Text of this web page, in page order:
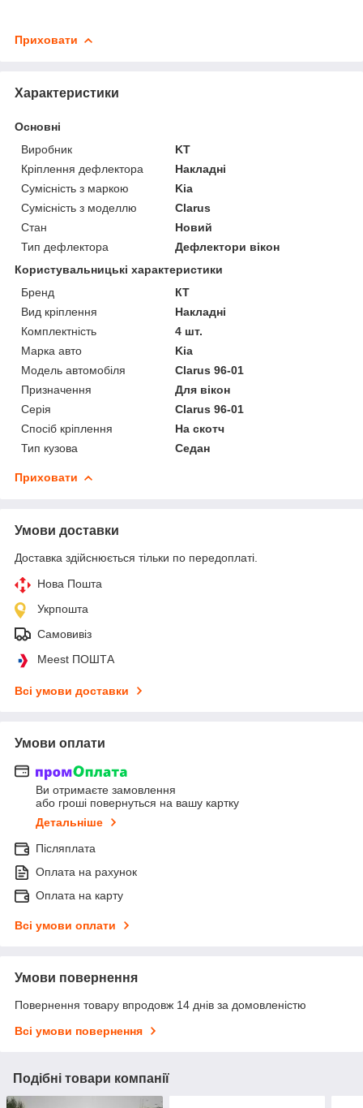
Приховати
Характеристики
Основні
Виробник
KT
Кріплення дефлектора
Накладні
Сумісність з маркою
Kia
Сумісність з моделлю
Clarus
Стан
Новий
Тип дефлектора
Дефлектори вікон
Користувальницькі характеристики
Бренд
КТ
Вид кріплення
Накладні
Комплектність
4 шт.
Марка авто
Kia
Модель автомобіля
Clarus 96-01
Призначення
Для вікон
Серія
Clarus 96-01
Спосіб кріплення
На скотч
Тип кузова
Седан
Приховати
Умови доставки
Доставка здійснюється тільки по передоплаті.
Нова Пошта
Укрпошта
Самовивіз
Meest ПОШТА
Всі умови доставки
Умови оплати
Ви отримаєте замовлення
або гроші повернуться на вашу картку
Детальніше
Післяплата
Оплата на рахунок
Оплата на карту
Всі умови оплати
Умови повернення
Повернення товару впродовж 14 днів за домовленістю
Всі умови повернення
Подібні товари компанії